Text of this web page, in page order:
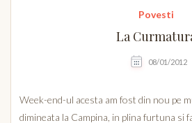
Povesti
La
08/01/2012
Week-end-ul acesta am fost din nou pe
dimineata la Campina, in plina furtuna si